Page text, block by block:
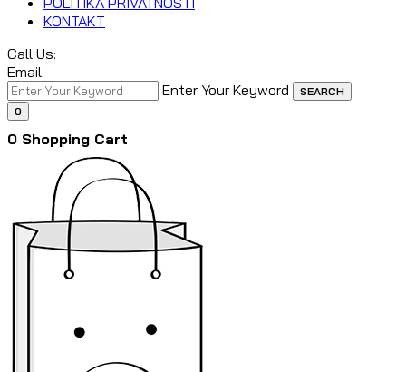
KONTAKT
Call Us:
Email:
Enter Your Keyword
SEARCH
0
0 Shopping Cart